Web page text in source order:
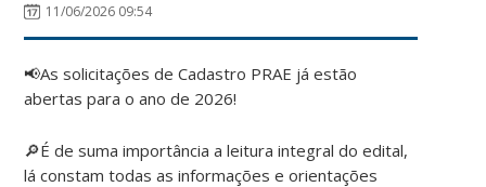
11/06/2026 09:54
📢As solicitações de Cadastro PRAE já estão
abertas para o ano de 2026!
🔎É de suma importância a leitura integral do edital,
lá constam todas as informações e orientações